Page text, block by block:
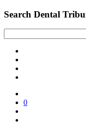
Search Dental
0